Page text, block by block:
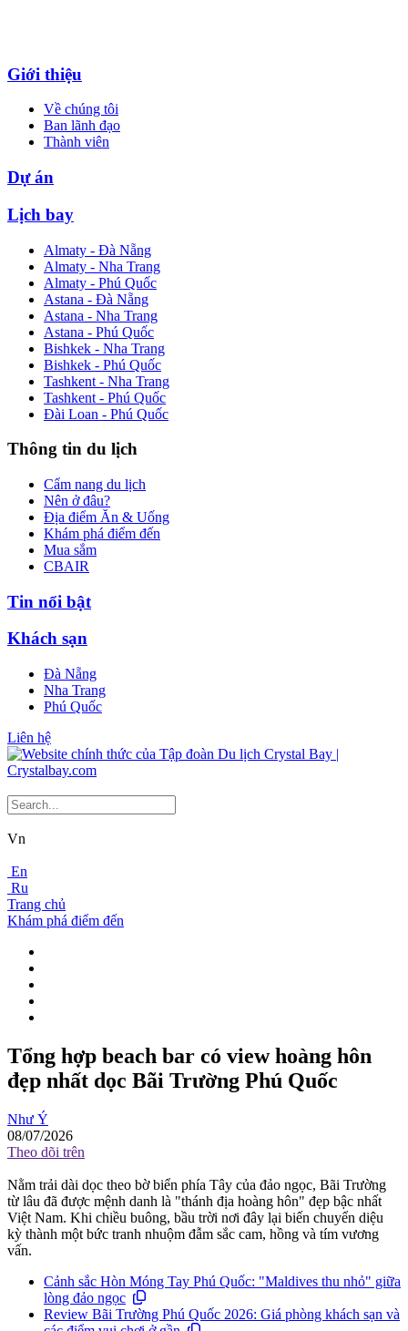
Giới thiệu
Về chúng tôi
Ban lãnh đạo
Thành viên
Dự án
Lịch bay
Almaty - Đà Nẵng
Almaty - Nha Trang
Almaty - Phú Quốc
Astana - Đà Nẵng
Astana - Nha Trang
Astana - Phú Quốc
Bishkek - Nha Trang
Bishkek - Phú Quốc
Tashkent - Nha Trang
Tashkent - Phú Quốc
Đài Loan - Phú Quốc
Thông tin du lịch
Cẩm nang du lịch
Nên ở đâu?
Địa điểm Ăn & Uống
Khám phá điểm đến
Mua sắm
CBAIR
Tin nổi bật
Khách sạn
Đà Nẵng
Nha Trang
Phú Quốc
Liên hệ
Vn
En
Ru
Trang chủ
Khám phá điểm đến
Tổng hợp beach bar có view hoàng hôn
đẹp nhất dọc Bãi Trường Phú Quốc
Như Ý
08/07/2026
Theo dõi trên
Nằm trải dài dọc theo bờ biển phía Tây của đảo ngọc, Bãi Trường
từ lâu đã được mệnh danh là "thánh địa hoàng hôn" đẹp bậc nhất
Việt Nam. Khi chiều buông, bầu trời nơi đây lại biến chuyển diệu
kỳ thành một bức tranh nhuộm đẫm sắc cam, hồng và tím vương
vấn.
Cảnh sắc Hòn Móng Tay Phú Quốc: "Maldives thu nhỏ" giữa
lòng đảo ngọc
Review Bãi Trường Phú Quốc 2026: Giá phòng khách sạn và